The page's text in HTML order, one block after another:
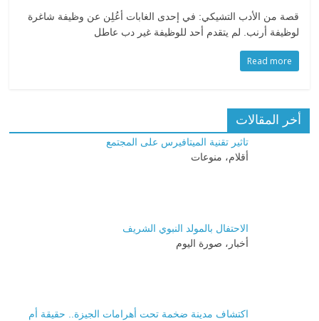
قصة من الأدب التشيكي: في إحدى الغابات أعُلِن عن وظيفة شاغرة
لوظيفة أرنب. لم يتقدم أحد للوظيفة غير دب عاطل
Read more
أخر المقالات
تاثير تقنية الميتافيرس على المجتمع
أقلام، منوعات
الاحتفال بالمولد النبوي الشريف
أخبار، صورة اليوم
اكتشاف مدينة ضخمة تحت أهرامات الجيزة.. حقيقة أم